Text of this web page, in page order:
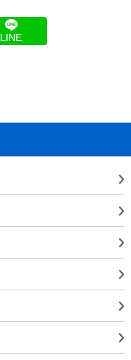
LINE